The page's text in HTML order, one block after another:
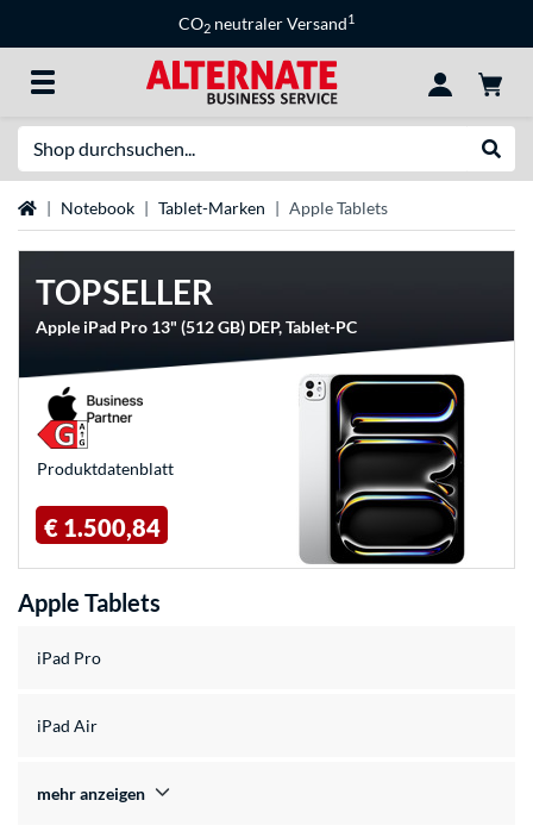
CO2 neutraler Versand1
StartseiteNotebook Tablet-Marken Apple Tablets
TOPSELLER
Apple iPad Pro 13" (512 GB) DEP, Tablet-PC
Produkt­datenblatt
€ 1.500,84
Apple Tablets
iPad Pro
iPad Air
mehr anzeigen